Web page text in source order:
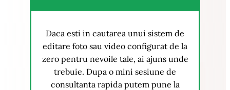
Daca esti in cautarea unui sistem de
editare foto sau video configurat de la
zero pentru nevoile tale, ai ajuns unde
trebuie. Dupa o mini sesiune de
consultanta rapida putem pune la